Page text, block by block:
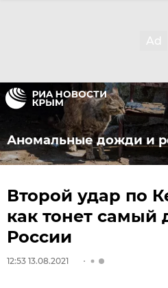
Аномальные дожди и
Второй удар по
как тонет самый
России
12:53 13.08.2021